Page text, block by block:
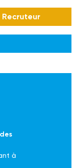
Recruteur
à